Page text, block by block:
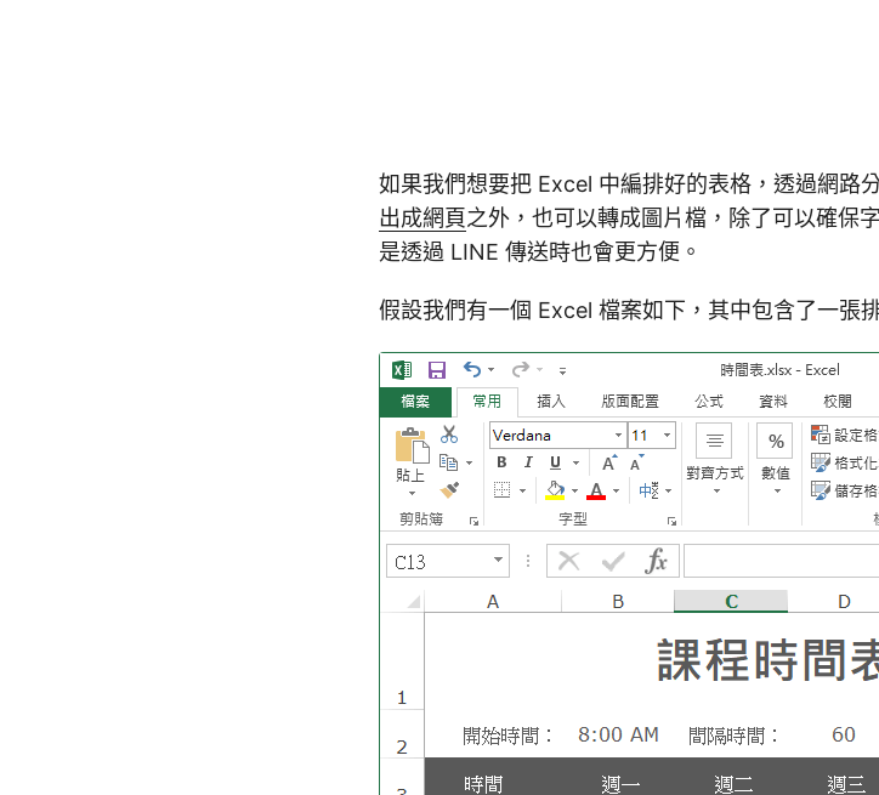
如果我們想要把 Excel 中編排好的表格，透過網路
出成網頁之外，也可以轉成圖片檔，除了可以確保
是透過 LINE 傳送時也會更方便。
假設我們有一個 Excel 檔案如下，其中包含了一張